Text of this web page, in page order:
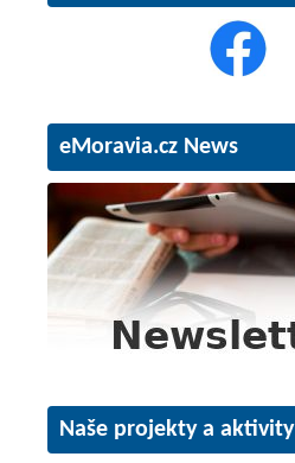
eMoravia.cz News
Naše projekty a aktivity